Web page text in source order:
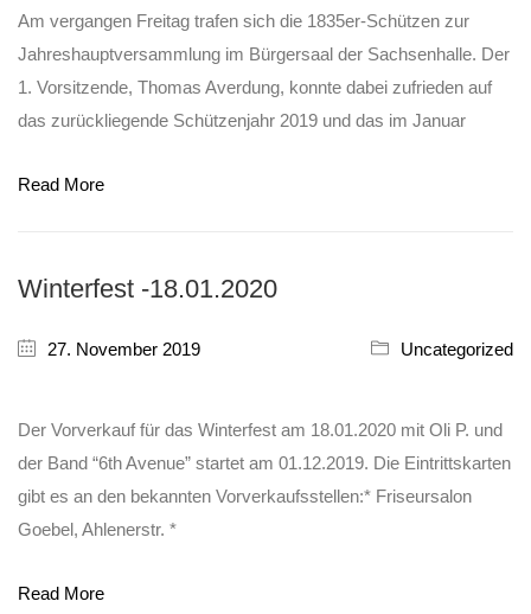
Am vergangen Freitag trafen sich die 1835er-Schützen zur
Jahreshauptversammlung im Bürgersaal der Sachsenhalle. Der
1. Vorsitzende, Thomas Averdung, konnte dabei zufrieden auf
das zurückliegende Schützenjahr 2019 und das im Januar
Read More
Winterfest -18.01.2020
27. November 2019 Uncategorized
Der Vorverkauf für das Winterfest am 18.01.2020 mit Oli P. und
der Band “6th Avenue” startet am 01.12.2019. Die Eintrittskarten
gibt es an den bekannten Vorverkaufsstellen:* Friseursalon
Goebel, Ahlenerstr. *
Read More